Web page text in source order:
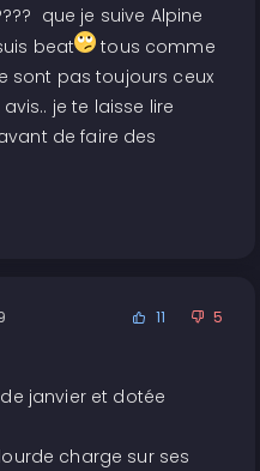
que je suive Alpine
beat
tous comme
sont pas toujours ceux
je te laisse lire
de faire des
11 5
janvier et dotée
charge sur ses